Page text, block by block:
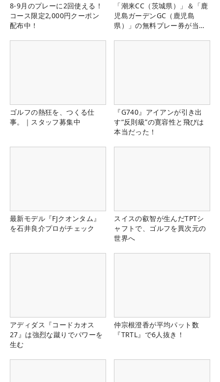
8-9月のプレーに2回使える！
コース限定2,000円クーポン
配布中！
「潮来CC（茨城県）」＆「鹿
児島ガーデンGC（鹿児島
県）」の無料プレー券が当た
ゴルフの熱狂を、つくる仕
事。｜スタッフ募集中
『G740』アイアンが引き出
す“反則級”の寛容性と飛びは
本当だった！
最新モデル『FJクオンタム』
を石井良介プロがチェック
スイスの叡智が生んだTPTシ
ャフトで、ゴルフを異次元の
世界へ
アディダス『コードカオス
27』は強烈な蹴りでパワーを
生む
仲宗根澄香が平均パット数
『TRTL』で6人抜き！